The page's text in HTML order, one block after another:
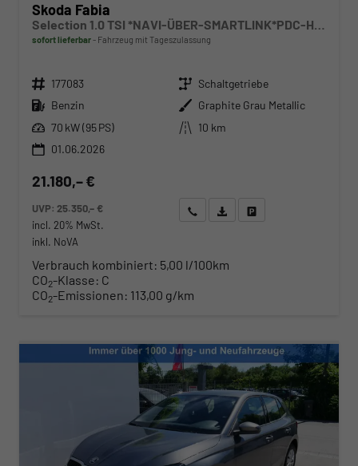
Skoda Fabia
Selection 1.0 TSI *NAVI-ÜBER-SMARTLINK*PDC-HI*LED*SHZ*KLIMA*RADIO
sofort lieferbar Fahrzeug mit Tageszulassung
Fahrzeugnr. 177083 Getriebe Schaltgetriebe
Kraftstoff Benzin Außenfarbe Graphite Grau Metallic
Leistung 70 kW (95 PS) Kilometerstand
10 km
01.06.2026
21.180,– €
UVP:25.350,– €
incl. 20% MwSt.
inkl. NoVA
Wir rufen Sie anAngebot drucken (PDF)
Verbrauch kombiniert: 5,00 l/100km
CO2-Klasse: C
CO2-Emissionen: 113,00 g/km